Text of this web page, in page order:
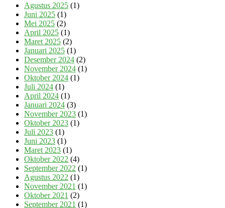
Agustus 2025 (1)
Juni 2025 (1)
Mei 2025 (2)
April 2025 (1)
Maret 2025 (2)
Januari 2025 (1)
Desember 2024 (2)
November 2024 (1)
Oktober 2024 (1)
Juli 2024 (1)
April 2024 (1)
Januari 2024 (3)
November 2023 (1)
Oktober 2023 (1)
Juli 2023 (1)
Juni 2023 (1)
Maret 2023 (1)
Oktober 2022 (4)
September 2022 (1)
Agustus 2022 (1)
November 2021 (1)
Oktober 2021 (2)
September 2021 (1)